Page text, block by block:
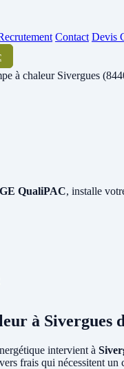
Contact Devis
à chaleur Sivergues
QualiPAC, installe
à Sivergues
intervient à
frais qui nécessitent